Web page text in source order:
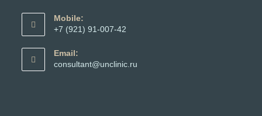
в
вашем
Mobile:
+7 (921) 91-007-42
в
вашем
Email:
consultant@unclinic.ru